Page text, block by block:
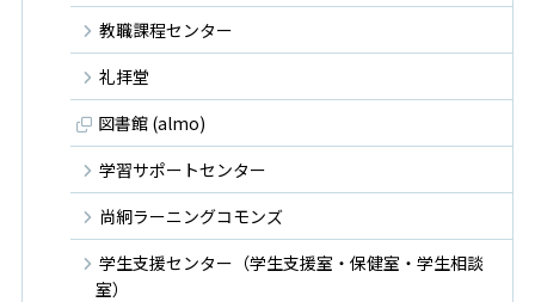
教職課程センター
礼拝堂
図書館 (almo)
学習サポートセンター
尚絅ラーニングコモンズ
学生支援センター（学生支援室・保健室・学生相談
室）